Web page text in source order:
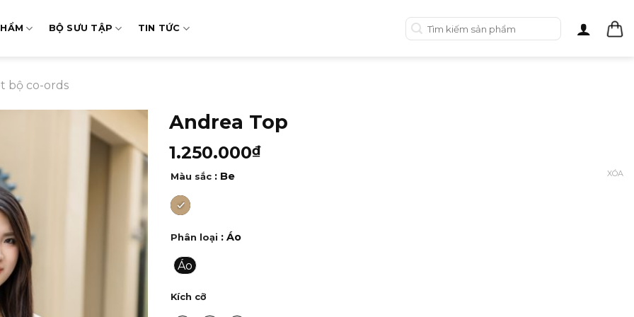
BỘ SƯU TẬP TIN TỨC
Tìm
kiếm:
bộ co-ords
Andrea Top
1.250.000₫
Màu sắc : Be
Phân loại : Áo
Áo
Kích cỡ
XÓA